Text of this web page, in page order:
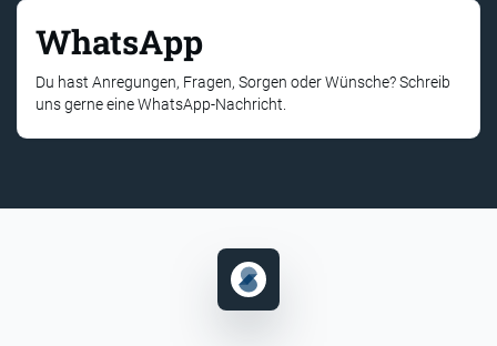
WhatsApp
Du hast Anregungen, Fragen, Sorgen oder Wünsche? Schreib
uns gerne eine WhatsApp-Nachricht.